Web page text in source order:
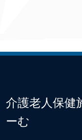
介護老人保健
ーむ